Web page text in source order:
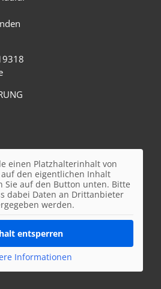
einen Platzhalterinhalt von
auf den eigentlichen Inhalt
Sie auf den Button unten. Bitte
dabei Daten an Drittanbieter
werden.
entsperren
Informationen